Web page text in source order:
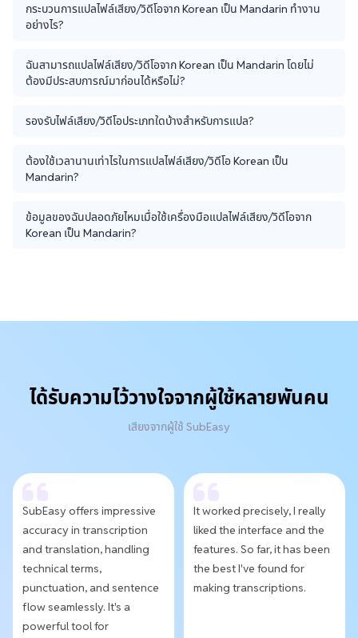
กระบวนการแปลไฟล์เสียง/วิดีโอจาก Korean เป็น Mandarin ทำงาน
อย่างไร?
ฉันสามารถแปลไฟล์เสียง/วิดีโอจาก Korean เป็น Mandarin โดยไม่
ต้องมีประสบการณ์มาก่อนได้หรือไม่?
รองรับไฟล์เสียง/วิดีโอประเภทใดบ้างสำหรับการแปล?
ต้องใช้เวลานานเท่าไรในการแปลไฟล์เสียง/วิดีโอ Korean เป็น
Mandarin?
ข้อมูลของฉันปลอดภัยไหมเมื่อใช้เครื่องมือแปลไฟล์เสียง/วิดีโอจาก
Korean เป็น Mandarin?
ได้รับความไว้วางใจจากผู้ใช้หลายพันคน
เสียงจากผู้ใช้ SubEasy
SubEasy offers impressive
accuracy in transcription
and translation, handling
technical terms,
punctuation, and sentence
flow seamlessly. It's a
powerful tool for
It worked precisely, I really
liked the interface and the
features. So far, it has been
the best I've found for
making transcriptions.